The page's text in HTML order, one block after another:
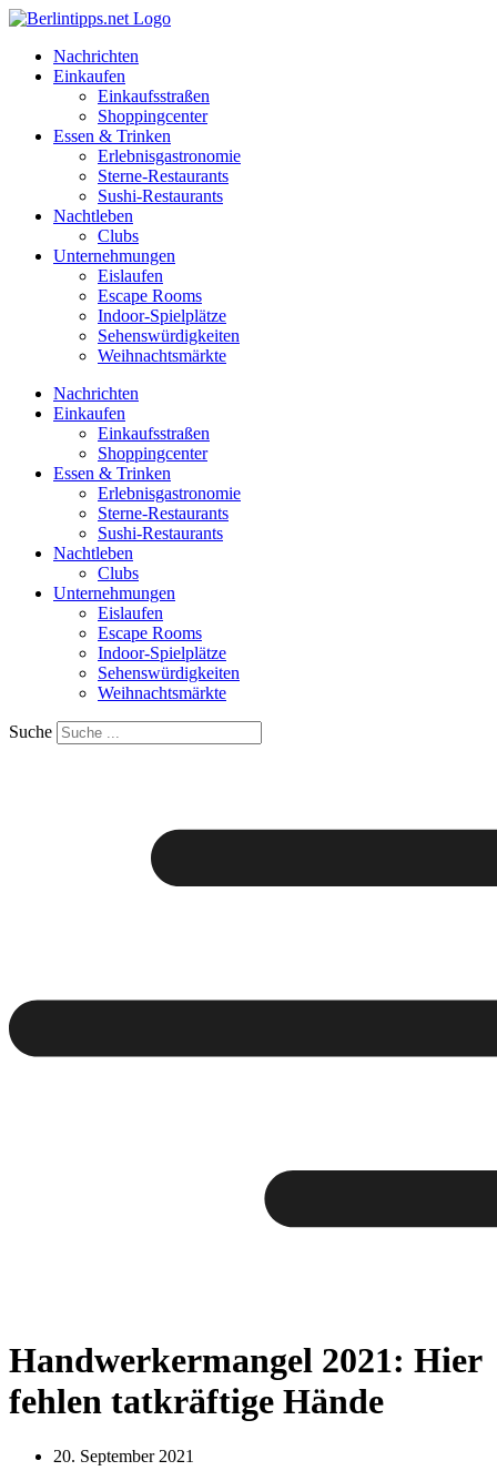
Zum
springenNachrichten
Einkaufen
Einkaufsstraßen
Shoppingcenter
Essen & Trinken
Erlebnisgastronomie
Sterne-Restaurants
Sushi-Restaurants
Nachtleben
Clubs
Unternehmungen
Eislaufen
Escape Rooms
Indoor-Spielplätze
Sehenswürdigkeiten
Weihnachtsmärkte
Nachrichten
Einkaufen
Einkaufsstraßen
Shoppingcenter
Essen & Trinken
Erlebnisgastronomie
Sterne-Restaurants
Sushi-Restaurants
Nachtleben
Clubs
Unternehmungen
Eislaufen
Escape Rooms
Indoor-Spielplätze
Sehenswürdigkeiten
Weihnachtsmärkte
Suche
Handwerkermangel 2021: Hier
fehlen tatkräftige Hände
20. September 2021